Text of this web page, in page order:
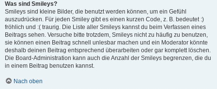
Was sind Smileys?
Smileys sind kleine Bilder, die benutzt werden können, um ein Gefühl
auszudrücken. Für jeden Smiley gibt es einen kurzen Code, z. B. bedeutet :)
fröhlich und :( traurig. Die Liste aller Smileys kannst du beim Verfassen eines
Beitrags sehen. Versuche bitte trotzdem, Smileys nicht zu häufig zu benutzen,
sie können einen Beitrag schnell unlesbar machen und ein Moderator könnte
deshalb deinen Beitrag entsprechend überarbeiten oder gar komplett löschen.
Die Board-Administration kann auch die Anzahl der Smileys begrenzen, die du
in einem Beitrag benutzen kannst.
Nach oben